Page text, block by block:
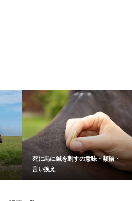
死に馬に鍼を刺すの意味・類語・
言い換え